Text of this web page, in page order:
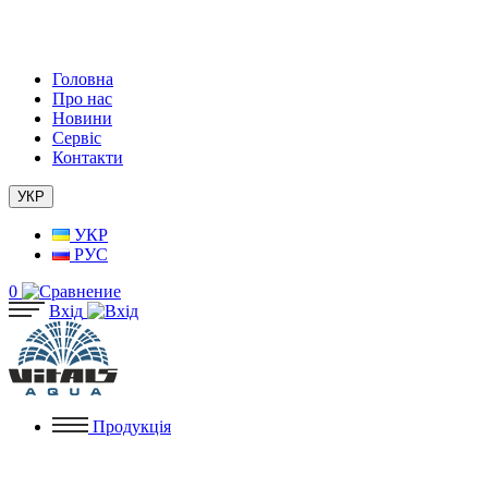
Головна
Про нас
Новини
Сервіс
Контакти
УКР
УКР
РУС
0
Вхід
Продукція